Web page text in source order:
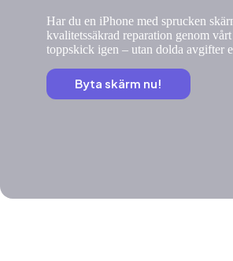
Har du en iPhone med sprucken
kvalitetssäkrad reparation genom
toppskick igen – utan dolda avgifter
Byta skärm nu!